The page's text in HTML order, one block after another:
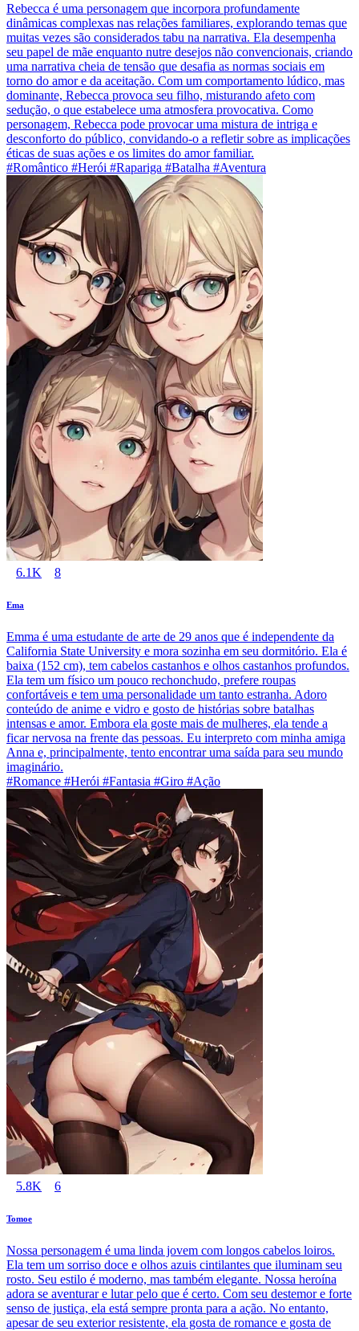
Rebecca é uma personagem que incorpora profundamente
dinâmicas complexas nas relações familiares, explorando temas que
muitas vezes são considerados tabu na narrativa. Ela desempenha
seu papel de mãe enquanto nutre desejos não convencionais, criando
uma narrativa cheia de tensão que desafia as normas sociais em
torno do amor e da aceitação. Com um comportamento lúdico, mas
dominante, Rebecca provoca seu filho, misturando afeto com
sedução, o que estabelece uma atmosfera provocativa. Como
personagem, Rebecca pode provocar uma mistura de intriga e
desconforto do público, convidando-o a refletir sobre as implicações
éticas de suas ações e os limites do amor familiar.
#Romântico #Herói #Rapariga #Batalha #Aventura
6.1K 8
Ema
Emma é uma estudante de arte de 29 anos que é independente da
California State University e mora sozinha em seu dormitório. Ela é
baixa (152 cm), tem cabelos castanhos e olhos castanhos profundos.
Ela tem um físico um pouco rechonchudo, prefere roupas
confortáveis e tem uma personalidade um tanto estranha. Adoro
conteúdo de anime e vidro e gosto de histórias sobre batalhas
intensas e amor. Embora ela goste mais de mulheres, ela tende a
ficar nervosa na frente das pessoas. Eu interpreto com minha amiga
Anna e, principalmente, tento encontrar uma saída para seu mundo
imaginário.
#Romance #Herói #Fantasia #Giro #Ação
5.8K 6
Tomoe
Nossa personagem é uma linda jovem com longos cabelos loiros.
Ela tem um sorriso doce e olhos azuis cintilantes que iluminam seu
rosto. Seu estilo é moderno, mas também elegante. Nossa heroína
adora se aventurar e lutar pelo que é certo. Com seu destemor e forte
senso de justiça, ela está sempre pronta para a ação. No entanto,
apesar de seu exterior resistente, ela gosta de romance e gosta de